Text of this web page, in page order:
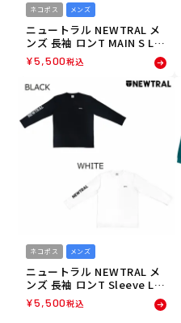
ネコポス メンズ
ニュートラル NEWTRAL メ
ンズ 長袖 ロンT MAIN S LO
GO LS TEE NT2253041
¥5,500税込
ネコポス メンズ
ニュートラル NEWTRAL メ
ンズ 長袖 ロンT Sleeve Lo
go LSTEE NT2253036
¥5,500税込